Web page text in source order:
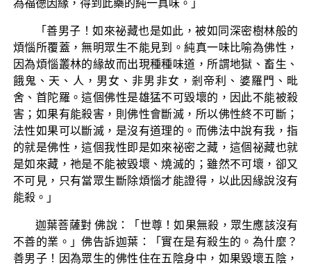
為福德因緣，得到此藥的純一真味。」
「善男子！如來祕藏也是如此，被如同深密樹林般的
煩惱所覆蓋，無明眾生不能見到。純真一味比喻為佛性，
因為煩惱叢林的緣故而出現種種味道，所謂地獄、畜生、
餓鬼、天、人，男女、非男非女，剎帝利、婆羅門、毗
舍、首陀羅。這個佛性是雄猛不可毀壞的，因此不能被殺
害；如果有能殺害，則佛性會斷滅，所以佛性終不可斷；
法性如果可以斷滅，是沒有道理的。而佛法中說有我，指
的就是佛性，這個我性即是如來祕密之藏，這個祕藏也就
是如來藏，祂是不能被毀壞、燒滅的；雖然不可壞，卻又
不可見，只有當眾生斷除煩惱才能證得，以此因緣說沒有
能殺。」
迦葉菩薩對 佛說：「世尊！如果無殺，眾生應該沒有
不善的業。」佛告訴迦葉：「實在是有殺生的。為什麼？
善男子！因為眾生的佛性住在五陰身中，如果毀壞五陰，